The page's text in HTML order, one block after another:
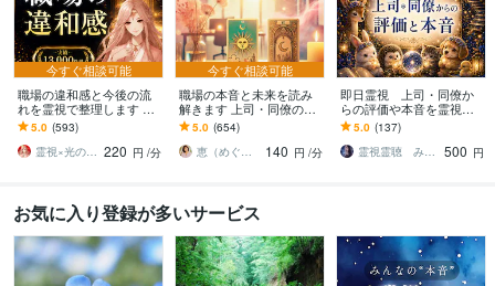
今すぐ相談可能
職場の違和感と今後の流
れを霊視で整理します ⭐
人間関係・立場・組織の
流れを霊視で明らかにし
ます
5.0 (593)
霊視×光の柱 カルマ先生 220 円 /分
今すぐ相談可能
職場の本音と未来を読み
解きます 上司・同僚の本
心を霊感タロットで明か
し安心できる未来へ♡
5.0 (654)
恵（めぐみ）アイリッシュタロット鑑定師
140 円 /分
即日霊視 上司・同僚か
らの評価や本音を霊視し
ます サクッと知りたい！
あなたは、周りから本当
はどう見られている？
5.0 (137)
霊視霊聴 みんみ
500 円
お気に入り登録が多いサービス